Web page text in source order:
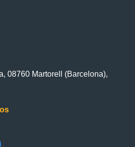
08760 Martorell (Barcelona),